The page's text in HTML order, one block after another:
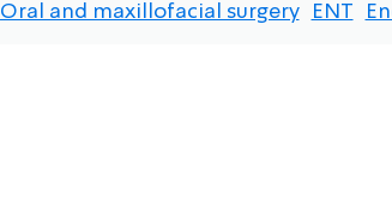
ENT
Oral and maxillofacial surgery.